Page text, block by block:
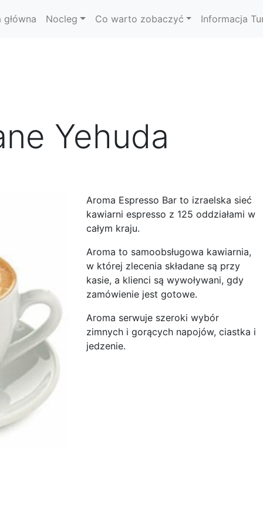
Nocleg Co warto zobaczyć Informacja
Yehuda
Aroma Espresso Bar to izraelska sieć
kawiarni espresso z 125 oddziałami w
całym kraju.
Aroma to samoobsługowa kawiarnia,
w której zlecenia składane są przy
kasie, a klienci są wywoływani, gdy
zamówienie jest gotowe.
Aroma serwuje szeroki wybór
zimnych i gorących napojów, ciastka i
jedzenie.